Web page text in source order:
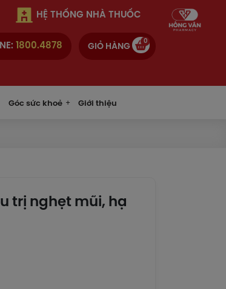
HỆ THỐNG NHÀ THUỐC
1800.4878 GIỎ HÀNG
0
Góc sức khoẻ Giới thiệu
trị nghẹt mũi, hạ